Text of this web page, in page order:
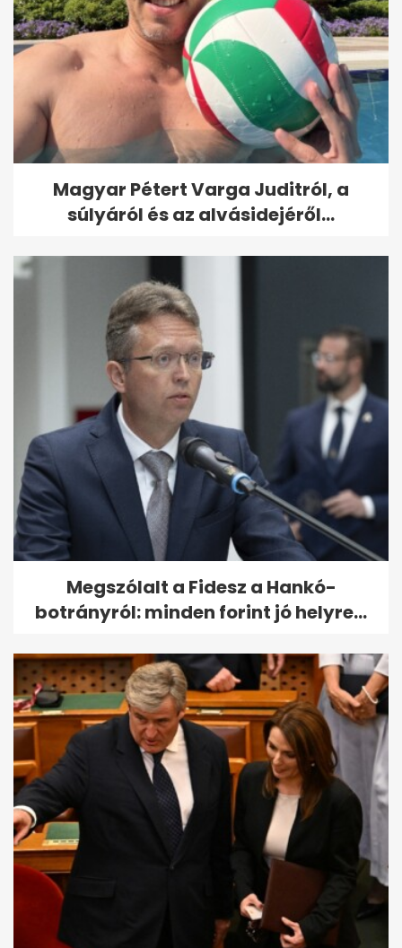
Magyar Pétert Varga Juditról, a
súlyáról és az alvásidejéről...
Megszólalt a Fidesz a Hankó-
botrányról: minden forint jó helyre...